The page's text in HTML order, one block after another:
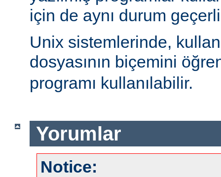
için de aynı durum
Unix sistemlerinde,
dosyasının biçemini
programı kullanılabilir.
Yorumlar
Notice: